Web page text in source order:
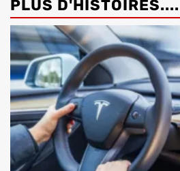
PLUS D'HISTOIRES....